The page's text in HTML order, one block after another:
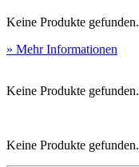
Keine Produkte gefunden.
» Mehr Informationen
Keine Produkte gefunden.
Keine Produkte gefunden.